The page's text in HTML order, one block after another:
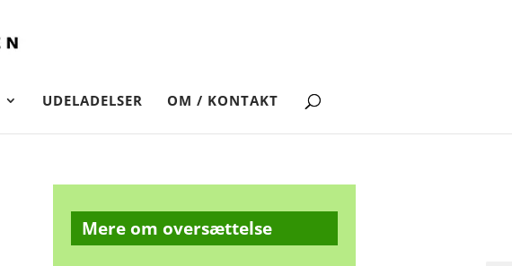
UDELADELSER OM / KONTAKT
Mere om oversættelse